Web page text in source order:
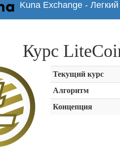
Kuna Exchange -
Курс
Текущий курс
Алгоритм
Концепция